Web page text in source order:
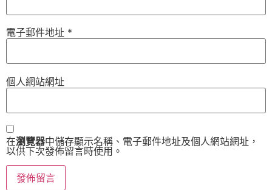
電子郵件地址 *
個人網站網址
在瀏覽器中儲存顯示名稱、電子郵件地址及個人網站網址，
以供下次發佈留言時使用。